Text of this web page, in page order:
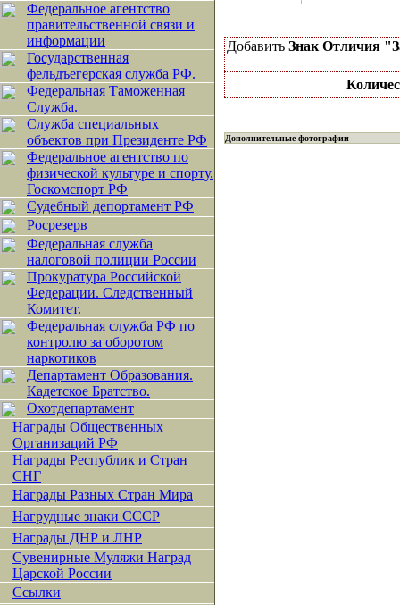
Федеральное агентство
правительственной связи и
информации
Государственная
фельдъегерская служба РФ.
Федеральная Таможенная
Служба.
Служба специальных
объектов при Президенте РФ
Федеральное агентство по
физической культуре и спорту.
Госкомспорт РФ
Судебный депортамент РФ
Росрезерв
Федеральная служба
налоговой полиции России
Прокуратура Российской
Федерации. Следственный
Комитет.
Федеральная служба РФ по
контролю за оборотом
наркотиков
Департамент Образования.
Кадетское Братство.
Охотдепартамент
Награды Общественных
Организаций РФ
Награды Республик и Стран
СНГ
Награды Разных Стран Мира
Нагрудные знаки СССР
Награды ДНР и ЛНР
Сувенирные Муляжи Наград
Царской России
Ссылки
Добавить Знак Отличия
Дополнительные фотографии